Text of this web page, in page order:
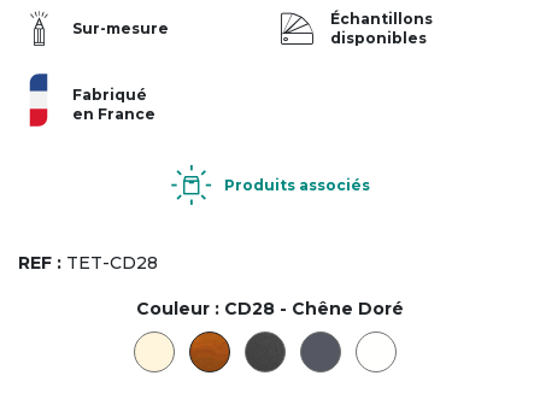
Sur-mesure
Échantillons
disponibles
Fabriqué
en France
Produits associés
REF : TET-CD28
Couleur : CD28 - Chêne Doré